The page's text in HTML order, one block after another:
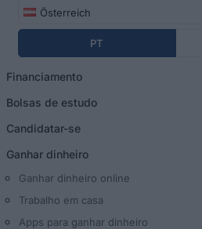
Österreich
PT
Financiamento
Bolsas de estudo
Candidatar-se
Ganhar dinheiro
Ganhar dinheiro online
Trabalho em casa
Apps para ganhar dinheiro